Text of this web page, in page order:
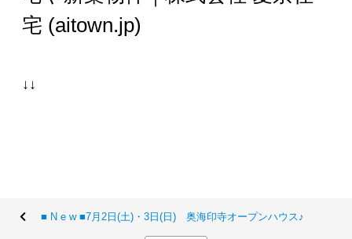
宅 (aitown.jp)
↓↓
■ N e w ■7月2日(土)・3日(日) 奥海印寺オープンハウス♪